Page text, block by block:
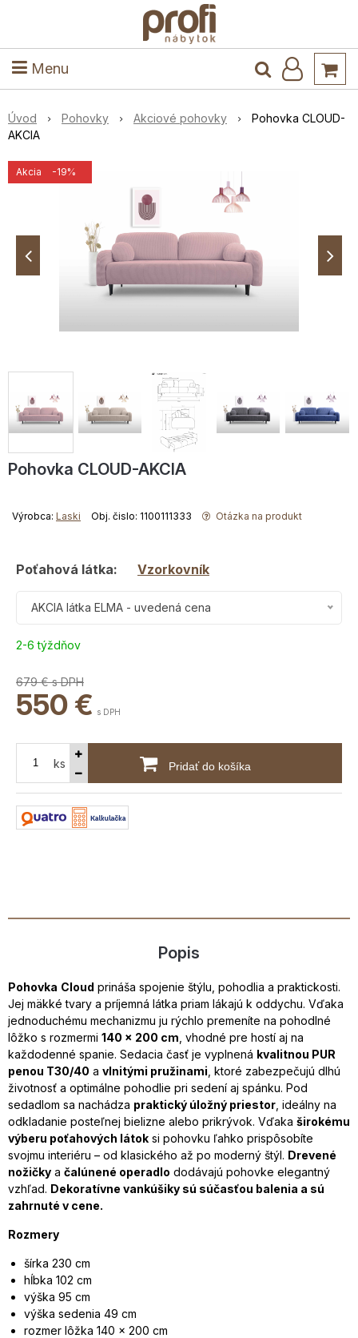
Menu
Kuchyňa a jedáleň
Úvod Pohovky Akciové pohovky
Pohovka CLOUD-
AKCIA
Akcia -19%
Pohovka CLOUD-AKCIA
Výrobca: Laski Obj. čislo: 1100111333 Otázka na produkt
Poťahová látka: Vzorkovník
AKCIA látka ELMA - uvedená cena
2-6 týždňov
679 €s DPH
550 € s DPH
ks Pridať do košíka
Popis
Pohovka Cloud prináša spojenie štýlu, pohodlia a praktickosti.
Jej mäkké tvary a príjemná látka priam lákajú k oddychu. Vďaka
jednoduchému mechanizmu ju rýchlo premeníte na pohodlné
lôžko s rozmermi 140 × 200 cm , vhodné pre hostí aj na
každodenné spanie. Sedacia časť je vyplnená kvalitnou PUR
penou T30/40 a vlnitými pružinami , ktoré zabezpečujú dlhú
životnosť a optimálne pohodlie pri sedení aj spánku. Pod
sedadlom sa nachádza praktický úložný priestor , ideálny na
odkladanie posteľnej bielizne alebo prikrývok. Vďaka širokému
výberu poťahových látok si pohovku ľahko prispôsobíte
svojmu interiéru – od klasického až po moderný štýl. Drevené
nožičky a čalúnené operadlo dodávajú pohovke elegantný
vzhľad. Dekoratívne vankúšiky sú súčasťou balenia a sú
zahrnuté v cene.
Rozmery
šírka 230 cm
hĺbka 102 cm
výška 95 cm
výška sedenia 49 cm
rozmer lôžka 140 x 200 cm